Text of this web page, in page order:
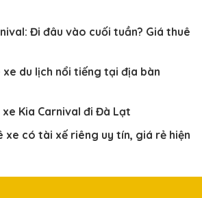
Đi đâu vào cuối tuần? Giá thuê
du lịch nổi tiếng tại địa bàn
xe Kia Carnival đi Đà Lạt
xe có tài xế riêng uy tín, giá rẻ hiện